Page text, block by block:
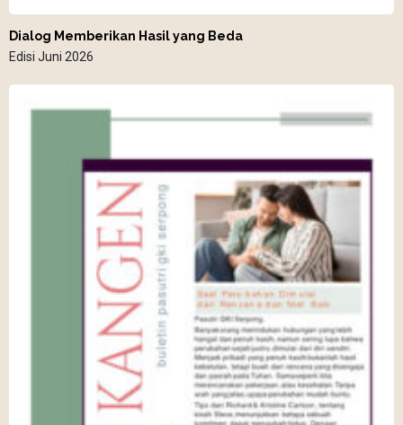
Dialog Memberikan Hasil yang Beda
Edisi Juni 2026